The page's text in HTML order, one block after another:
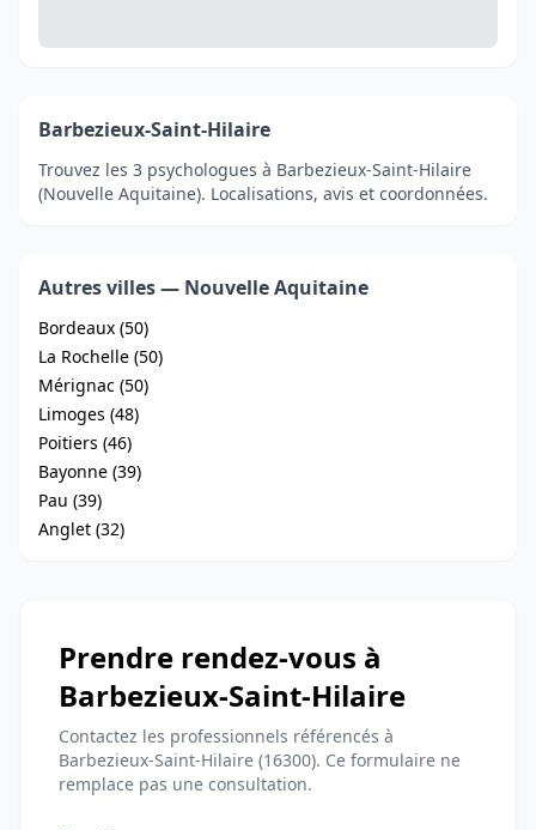
Barbezieux-Saint-Hilaire
Trouvez les 3 psychologues à Barbezieux-Saint-Hilaire
(Nouvelle Aquitaine). Localisations, avis et coordonnées.
Autres villes — Nouvelle Aquitaine
Bordeaux (50)
La Rochelle (50)
Mérignac (50)
Limoges (48)
Poitiers (46)
Bayonne (39)
Pau (39)
Anglet (32)
Prendre rendez-vous à
Barbezieux-Saint-Hilaire
Contactez les professionnels référencés à
Barbezieux-Saint-Hilaire (16300). Ce formulaire ne
remplace pas une consultation.